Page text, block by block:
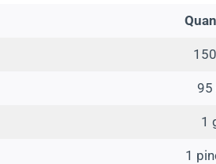
95
1
1